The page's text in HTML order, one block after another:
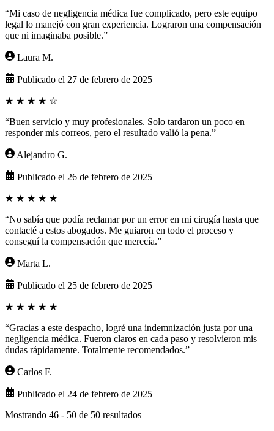
“Mi caso de negligencia médica fue complicado, pero este equipo
legal lo manejó con gran experiencia. Lograron una compensación
que ni imaginaba posible.”
Laura M.
Publicado el 27 de febrero de 2025
★ ★ ★ ★ ☆
“Buen servicio y muy profesionales. Solo tardaron un poco en
responder mis correos, pero el resultado valió la pena.”
Alejandro G.
Publicado el 26 de febrero de 2025
★ ★ ★ ★ ★
“No sabía que podía reclamar por un error en mi cirugía hasta que
contacté a estos abogados. Me guiaron en todo el proceso y
conseguí la compensación que merecía.”
Marta L.
Publicado el 25 de febrero de 2025
★ ★ ★ ★ ★
“Gracias a este despacho, logré una indemnización justa por una
negligencia médica. Fueron claros en cada paso y resolvieron mis
dudas rápidamente. Totalmente recomendados.”
Carlos F.
Publicado el 24 de febrero de 2025
Mostrando 46 - 50 de 50 resultados